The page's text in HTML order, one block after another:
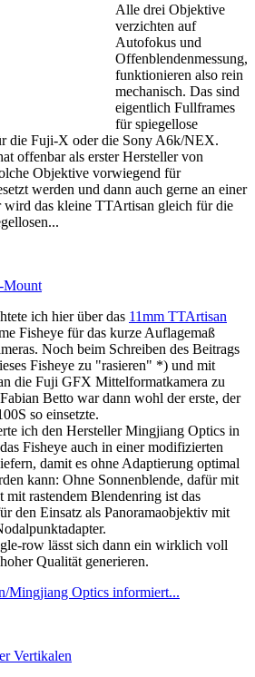
Alle drei Objektive
verzichten auf
Autofokus und
Offenblendenmessung,
funktionieren also rein
mechanisch. Das sind
eigentlich Fullframes
für spiegellose
die Fuji-X oder die Sony A6k/NEX.
offenbar als erster Hersteller von
Objektive vorwiegend für
werden und dann auch gerne an einer
wird das kleine TTArtisan gleich für die
Mount
ich hier über das 11mm TTArtisan
Fisheye für das kurze Auflagemaß
Noch beim Schreiben des Beitrags
Fisheye zu "rasieren" *) und mit
die Fuji GFX Mittelformatkamera zu
Betto war dann wohl der erste, der
so einsetzte.
ich den HerstellerMingjiang Optics in
Fisheye auch in einer modifizierten
damit es ohne Adaptierung optimal
kann: Ohne Sonnenblende, dafür mit
rastendem Blendenring ist das
den Einsatz als Panoramaobjektiv mit
row lässt sich dann ein wirklich voll
Qualität generieren.
Mingjiang Optics informiert...
Vertikalen